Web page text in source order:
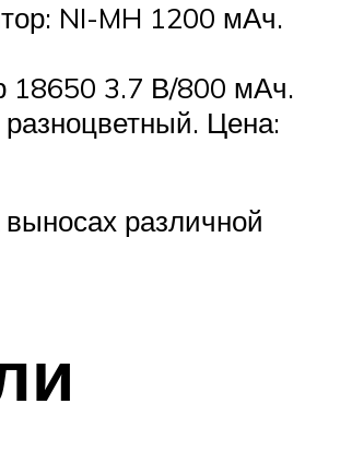
NI-MH 1200 мАч.
18650 3.7 В/800 мАч.
Цена:
различной